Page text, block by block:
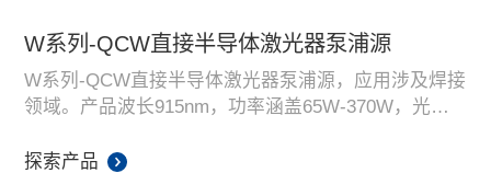
W系列-QCW直接半导体激光器泵浦源
W系列-QCW直接半导体激光器泵浦源，应用涉及焊接
领域。产品波长915nm，功率涵盖65W-370W，光纤
高功率、高性价比，在QCW直接半导体激光器泵浦源
探索产品